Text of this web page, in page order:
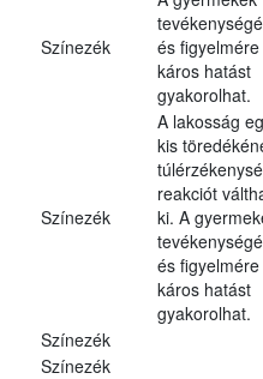
Színezék
és figyelmére
káros hatást
gyakorolhat.
Színezék
A lakosság
kis
reakciót
ki. A
és figyelmére
káros hatást
gyakorolhat.
Színezék
Színezék